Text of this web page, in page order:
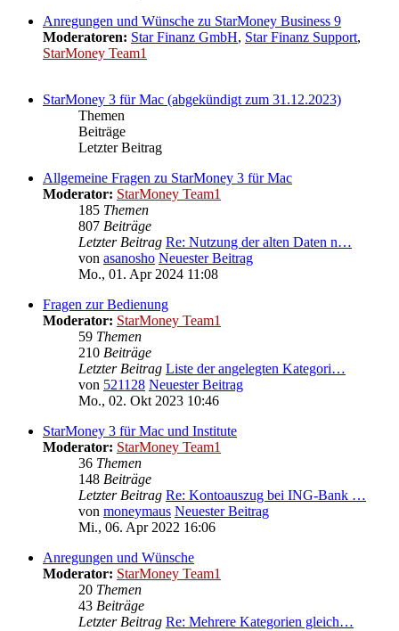
Anregungen und Wünsche zu StarMoney Business 9
Moderatoren: Star Finanz GmbH, Star Finanz Support,
StarMoney Team1
StarMoney 3 für Mac (abgekündigt zum 31.12.2023)
Themen
Beiträge
Letzter Beitrag
Allgemeine Fragen zu StarMoney 3 für Mac
Moderator: StarMoney Team1
185 Themen
807 Beiträge
Letzter Beitrag Re: Nutzung der alten Daten n…
von asanosho Neuester Beitrag
Mo., 01. Apr 2024 11:08
Fragen zur Bedienung
Moderator: StarMoney Team1
59 Themen
210 Beiträge
Letzter Beitrag Liste der angelegten Kategori…
von 521128 Neuester Beitrag
Mo., 02. Okt 2023 10:46
StarMoney 3 für Mac und Institute
Moderator: StarMoney Team1
36 Themen
148 Beiträge
Letzter Beitrag Re: Kontoauszug bei ING-Bank …
von moneymaus Neuester Beitrag
Mi., 06. Apr 2022 16:06
Anregungen und Wünsche
Moderator: StarMoney Team1
20 Themen
43 Beiträge
Letzter Beitrag Re: Mehrere Kategorien gleich…